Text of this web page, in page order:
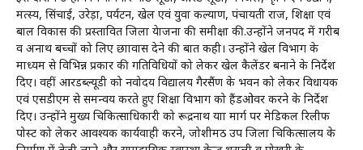
मत्स्य, सिंचाई, उरेड़ा, पर्यटन, खेल एवं युवा कल्याण, पंचायती राज, शिक्षा एवं
बाल विकास की प्रस्तावित जिला येाजना की समीक्षा की.उन्होंने जनपद में गरीब
व अनाथ बच्चों को लिए छात्रावास देने की बात कही। उन्होंने खेल विभाग के
माध्यम से विभिन्न प्रकार की गतिविधियों को लेकर खेल कैलेंडर बनाने के निर्देश
दिए। वहीं आरडब्ल्यूडी को नवोदय विद्यालय गैरसैंण के भवन को लेकर विधायक
एवं एसडीएम से समन्वय करते हुए शिक्षा विभाग को हैंडओवर करने के निर्देश
दिए। उन्होंने मुख्य चिकित्साधिकारी को रूद्रनाथ यात्रा मार्ग पर मेडिकल रिलीफ
पोस्ट को लेकर आवश्यक कार्यवाही करने, जोशीमठ उप जिला चिकित्सालय के